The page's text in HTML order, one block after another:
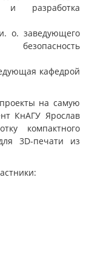
и разработка
о. заведующего
безопасность
кафедрой
на самую
КнАГУ Ярослав
компактного
3D-печати из